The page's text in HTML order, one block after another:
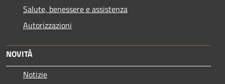
Salute, benessere e assistenza
Autorizzazioni
NOVITÀ
Notizie